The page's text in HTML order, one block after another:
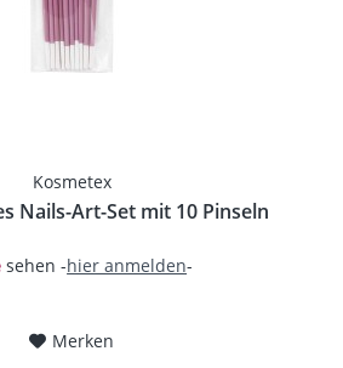
Kosmetex
Nails-Art-Set mit 10 Pinseln
sehen -hier anmelden-
Merken